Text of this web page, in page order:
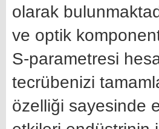
olarak
ve optik
S-parametresi
tecrübenizi
özelliği sayesinde